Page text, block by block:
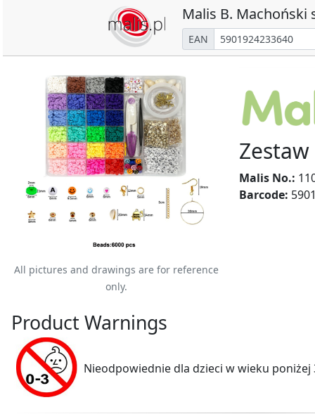
Malis B. Machoński
EAN
All pictures and drawings are for reference
only.
Malis No.:
Barcode:
Product Warnings
Nieodpowiednie dla dzieci w wieku poniżej